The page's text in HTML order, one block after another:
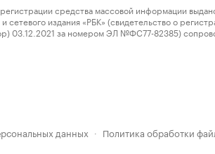
средства массовой информации
издания «РБК» (свидетельство о
03.12.2021 за номером ЭЛ №ФС77-82385)
данных · Политика обработки